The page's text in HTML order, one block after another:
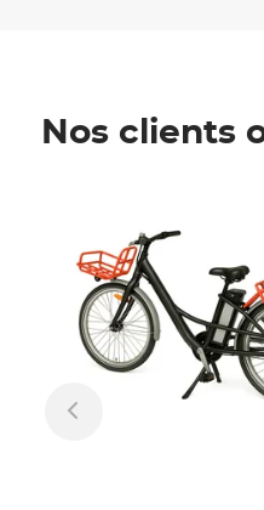
Nos clients